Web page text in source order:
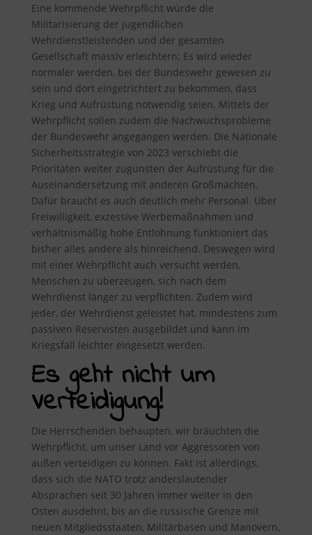
Eine kommende Wehrpflicht würde die
Militarisierung der jugendlichen
Wehrdienstleistenden und der gesamten
Gesellschaft massiv erleichtern: Es wird wieder
normaler werden, bei der Bundeswehr gewesen zu
sein und dort eingetrichtert zu bekommen, dass
Krieg und Aufrüstung notwendig seien. Mittels der
Wehrpflicht sollen zudem die Nachwuchsprobleme
der Bundeswehr angegangen werden. Die Nationale
Sicherheitsstrategie von 2023 verschiebt die
Prioritäten weiter zugunsten der Aufrüstung für die
Auseinandersetzung mit anderen Großmächten.
Dafür braucht es auch deutlich mehr Personal. Über
Freiwilligkeit, exzessive Werbemaßnahmen und
verhältnismäßig hohe Entlohnung funktioniert das
bisher alles andere als hinreichend. Deswegen wird
mit einer Wehrpflicht auch versucht werden,
Menschen zu überzeugen, sich nach dem
Wehrdienst länger zu verpflichten. Zudem wird
jeder, der Wehrdienst geleistet hat, mindestens zum
passiven Reservisten ausgebildet und kann im
Kriegsfall leichter eingesetzt werden.
Es geht nicht um
Verteidigung!
Die Herrschenden behaupten, wir bräuchten die
Wehrpflicht, um unser Land vor Aggressoren von
außen verteidigen zu können. Fakt ist allerdings,
dass sich die NATO trotz anderslautender
Absprachen seit 30 Jahren immer weiter in den
Osten ausdehnt, bis an die russische Grenze mit
neuen Mitgliedsstaaten, Militärbasen und Manövern.